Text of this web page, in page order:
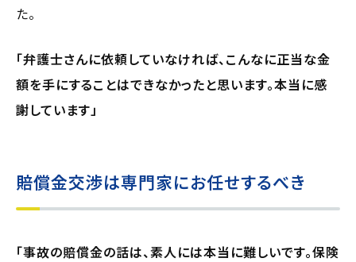
た。
「弁護士さんに依頼していなければ、こんなに正当な金
額を手にすることはできなかったと思います。本当に感
謝しています」
賠償金交渉は専門家にお任せするべき
「事故の賠償金の話は、素人には本当に難しいです。保険